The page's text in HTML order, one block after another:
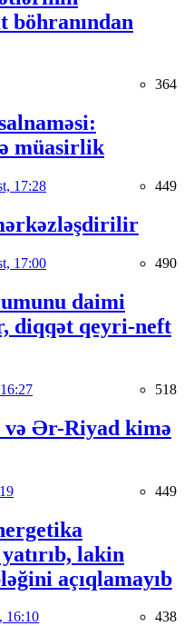
böhranından
364
müasirlik
17:28 449
17:00 490
daimi
diqqət qeyri-neft
518
və Ər-Riyad kimə
449
lakin
açıqlamayıb
16:10 438